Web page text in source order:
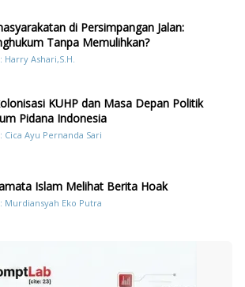
di Persimpangan Jalan:
Tanpa Memulihkan?
Harry Ashari,S.H.
KUHP dan Masa Depan Politik
Pidana Indonesia
Cica Ayu Pernanda Sari
Islam Melihat Berita Hoak
Murdiansyah Eko Putra